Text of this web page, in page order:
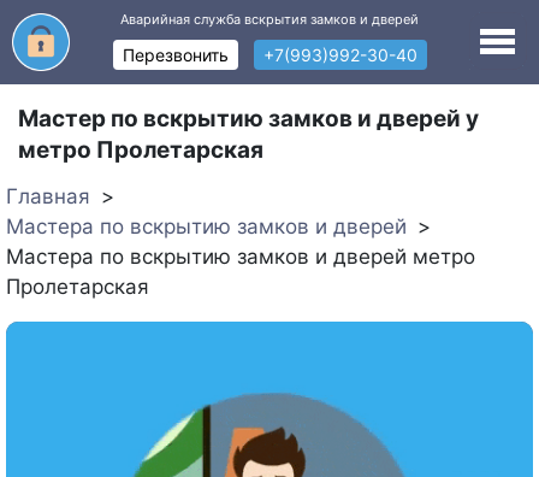
Аварийная служба вскрытия замков и дверей
Перезвонить +7(993)992-30-40
Мастер по вскрытию замков и дверей у
метро Пролетарская
Главная
Мастера по вскрытию замков и дверей
Мастера по вскрытию замков и дверей метро
Пролетарская